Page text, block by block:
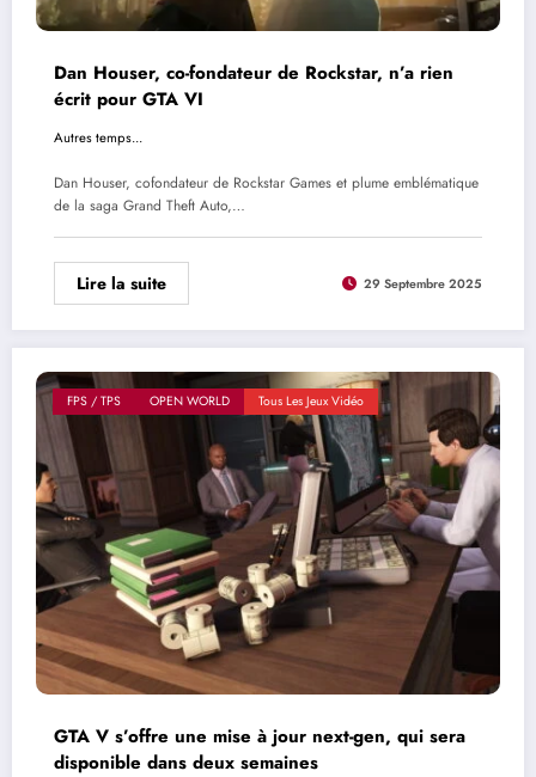
Dan Houser, co-fondateur de Rockstar, n’a rien
écrit pour GTA VI
Autres temps...
Dan Houser, cofondateur de Rockstar Games et plume emblématique
de la saga Grand Theft Auto,…
Lire la suite 29 Septembre 2025
FPS / TPS OPEN WORLD Tous Les Jeux Vidéo
GTA V s’offre une mise à jour next-gen, qui sera
disponible dans deux semaines